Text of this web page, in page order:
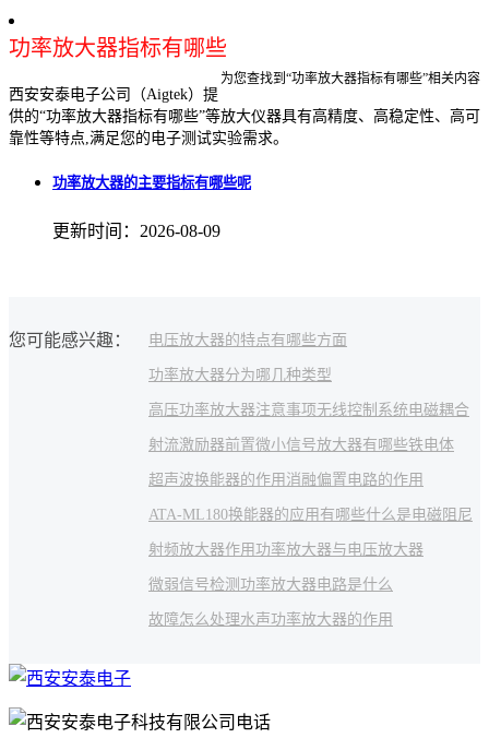
功率放大器指标有哪些
为您查找到“功率放大器指标有哪些”相关内容
西安安泰电子公司（Aigtek）提
供的“功率放大器指标有哪些”等放大仪器具有高精度、高稳定性、高可
靠性等特点,满足您的电子测试实验需求。
功率放大器的主要指标有哪些呢
更新时间：2026-08-09
您可能感兴趣： 电压放大器的特点有哪些方面
功率放大器分为哪几种类型
高压功率放大器注意事项无线控制系统电磁耦合
射流激励器前置微小信号放大器有哪些铁电体
超声波换能器的作用 消融偏置电路的作用
ATA-ML180换能器的应用有哪些什么是电磁阻尼
射频放大器作用 功率放大器与电压放大器
微弱信号检测 功率放大器电路是什么
故障怎么处理水声功率放大器的作用